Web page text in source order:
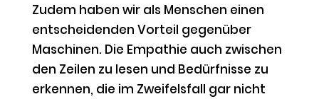
Zudem haben wir als Menschen einen
entscheidenden Vorteil gegenüber
Maschinen. Die Empathie auch zwischen
den Zeilen zu lesen und Bedürfnisse zu
erkennen, die im Zweifelsfall gar nicht